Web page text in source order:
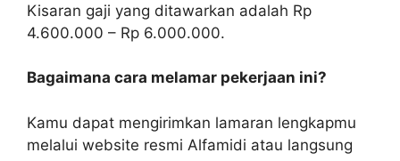
Kisaran gaji yang ditawarkan adalah Rp
4.600.000 – Rp 6.000.000.
Bagaimana cara melamar pekerjaan ini?
Kamu dapat mengirimkan lamaran lengkapmu
melalui website resmi Alfamidi atau langsung